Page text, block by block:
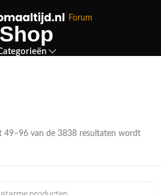
Forum
Shop
49–96 van de 3838 resultaten wordt